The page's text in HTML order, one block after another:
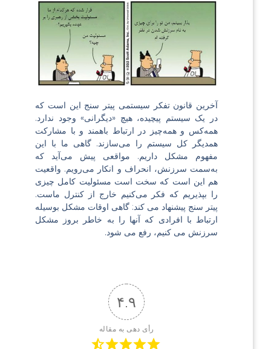
آخرین قانون تفکر سیستمی پیتر سنج این است که
در یک سیستم پیچیده، هیچ «دیگرانی» وجود ندارد.
همه‌کس و همه‌چیز در ارتباط باهمند و با مشارکت
همدیگر کل سیستم را می‌سازند. گاهی ما با این
مفهوم مشکل داریم. مواقعی پیش می‌آید که
به‌سمت سرزنش، انحراف و انکار می‌رویم. واقعیت
هم این است که سخت است مسئولیت کامل چیزی
را بپذیریم که فکر می‌کنیم خارج از کنترل ماست.
پیتر سنج پیشنهاد می کند: گاهی اوقات مشکل بوسیله
ارتباط با افرادی که آنها را به خاطر بروز مشکل
سرزنش می کنیم، رفع می شود.
۴.۹
رأی دهی به مقاله